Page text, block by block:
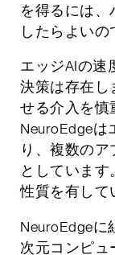
を得るには
したらよいの
エッジAIの速
決策は存在し
せる介入を慎
NeuroEdgeは
り、複数の
としていま
性質を有して
NeuroEdgeに
次元コンピュ
と…
ただいた内容
しばらくお待
ーポリシー